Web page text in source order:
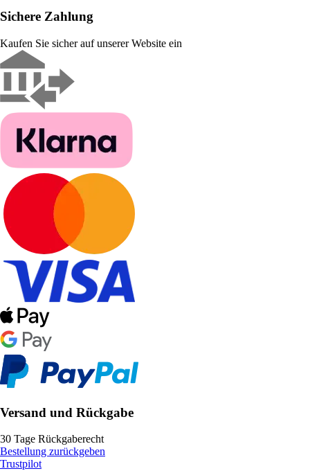
Sichere Zahlung
Kaufen Sie sicher auf unserer Website ein
Versand und Rückgabe
30 Tage Rückgaberecht
Bestellung zurückgeben
Trustpilot